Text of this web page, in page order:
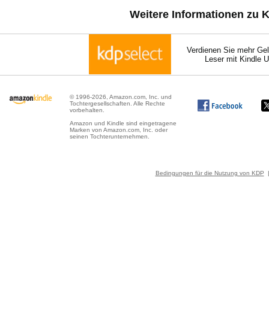
Weitere Informationen zu
Verdienen Sie mehr
Leser mit Kindle
© 1996-2026, Amazon.com, Inc. und
Tochtergesellschaften. Alle Rechte
vorbehalten.
Amazon und Kindle sind eingetragene
Marken von Amazon.com, Inc. oder
seinen Tochterunternehmen.
Bedingungen für die Nutzung von KDP